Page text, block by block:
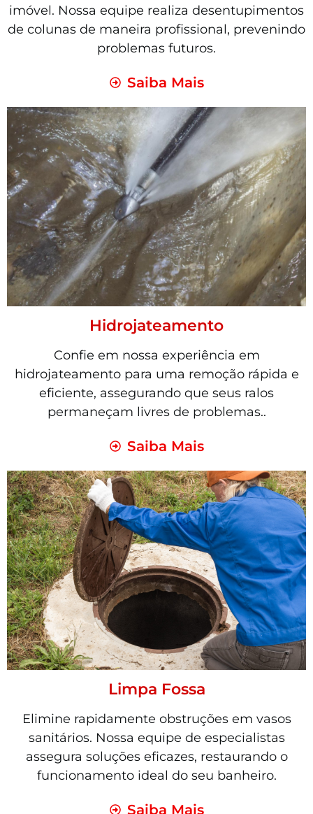
imóvel. Nossa equipe realiza desentupimentos
de colunas de maneira profissional, prevenindo
problemas futuros.
Saiba Mais
Hidrojateamento
Confie em nossa experiência em
hidrojateamento para uma remoção rápida e
eficiente, assegurando que seus ralos
permaneçam livres de problemas..
Saiba Mais
Limpa Fossa
Elimine rapidamente obstruções em vasos
sanitários. Nossa equipe de especialistas
assegura soluções eficazes, restaurando o
funcionamento ideal do seu banheiro.
Saiba Mais